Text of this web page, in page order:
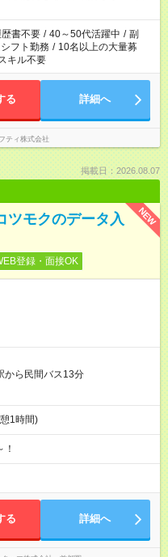
歴書不要 / 40～50代活躍中 / 副
シフト勤務 / 10名以上の大量募
キル不要
る 詳細へ
ティ株式会社
掲載日：2026.08.07
NEW
ツモクのデータ入
登録・面接OK
から民間バス13分
1時間)
る 詳細へ